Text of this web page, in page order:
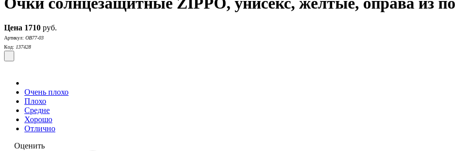
Цена 1710 руб.
Артикул: OB77-03
Код: 137428
Очень плохо
Плохо
Средне
Хорошо
Отлично
Оценить